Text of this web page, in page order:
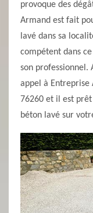
provoque des
Armand est fait
lavé dans sa
compétent dans
son professionnel.
appel à Entreprise
76260 et il est
béton lavé sur